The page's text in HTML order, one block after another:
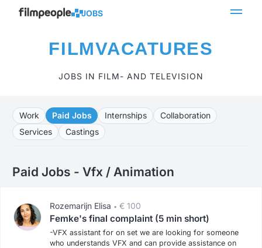
JOBS
FILMVACATURES
JOBS IN FILM- AND TELEVISION
Work Paid Jobs Internships
Collaboration
Services
Castings
Paid Jobs - Vfx / Animation
Rozemarijn Elisa • € 100
Femke's final complaint (5 min short)
-VFX assistant for on set we are looking for someone
who understands VFX and can provide assistance on